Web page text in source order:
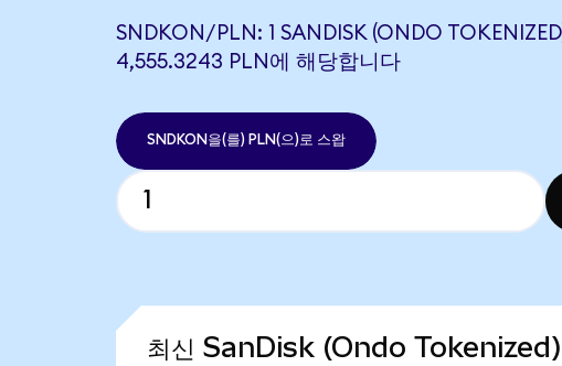
SNDKON/PLN: 1 SANDISK (ONDO
4,555.3243 PLN에 해당합니다
SNDKON을(를) PLN(으)로 스왑
최신 SanDisk (Ondo Tokenized)